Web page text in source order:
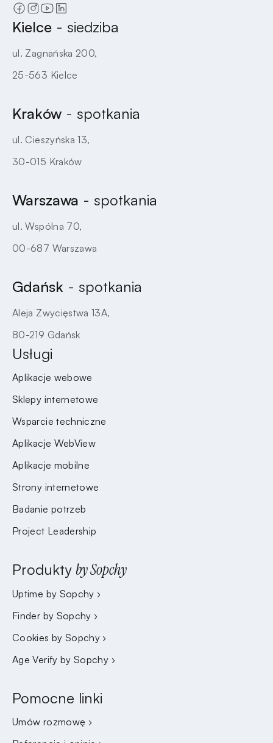
Kielce - siedziba
ul. Zagnańska 200,
25-563 Kielce
Kraków - spotkania
ul. Cieszyńska 13,
30-015 Kraków
Warszawa - spotkania
ul. Wspólna 70,
00-687 Warszawa
Gdańsk - spotkania
Aleja Zwycięstwa 13A,
80-219 Gdańsk
Usługi
Aplikacje webowe
Sklepy internetowe
Wsparcie techniczne
Aplikacje WebView
Aplikacje mobilne
Strony internetowe
Badanie potrzeb
Project Leadership
Produkty by Sopchy
Uptime by Sopchy ›
Finder by Sopchy ›
Cookies by Sopchy ›
Age Verify by Sopchy ›
Pomocne linki
Umów rozmowę ›